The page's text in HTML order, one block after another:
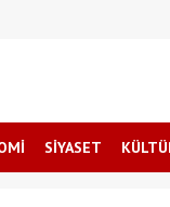
SİYASET